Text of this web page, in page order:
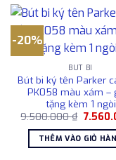
-20%
BÚT BI
Bút bi ký tên Parker
PK058 màu xám –
tặng kèm 1 ngòi
9.500.000₫ Giá
là:
THÊM VÀO GIỎ